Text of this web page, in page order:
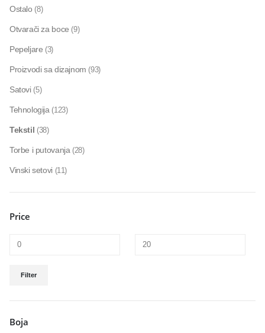
Ostalo (8)
Otvarači za boce (9)
Pepeljare (3)
Proizvodi sa dizajnom (93)
Satovi (5)
Tehnologija (123)
Tekstil (38)
Torbe i putovanja (28)
Vinski setovi (11)
Price
Filter
Boja